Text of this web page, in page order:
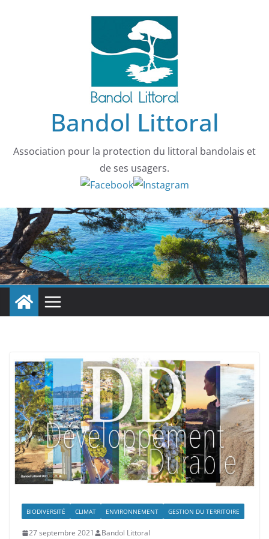
Bandol Littoral
Association pour la protection du littoral bandolais et
de ses usagers.
BIODIVERSITÉ CLIMAT ENVIRONNEMENT GESTION DU TERRITOIRE
27 septembre 2021 Bandol Littoral